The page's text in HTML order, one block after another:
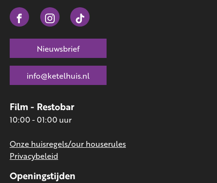
Openingstijden
Film - Restobar
10:00 - 01:00 uur
Onze huisregels/our houserules
Privacybeleid
Nieuwsbrief
info@ketelhuis.nl